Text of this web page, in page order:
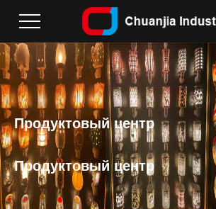
Продуктовый центр
Продуктовый центр